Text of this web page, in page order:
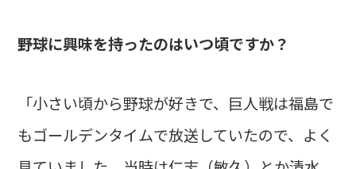
――野球に興味を持ったのはいつ頃ですか？
「小さい頃から野球が好きで、巨人戦は福島で
もゴールデンタイムで放送していたので、よく